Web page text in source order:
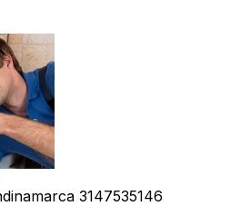
3147535146